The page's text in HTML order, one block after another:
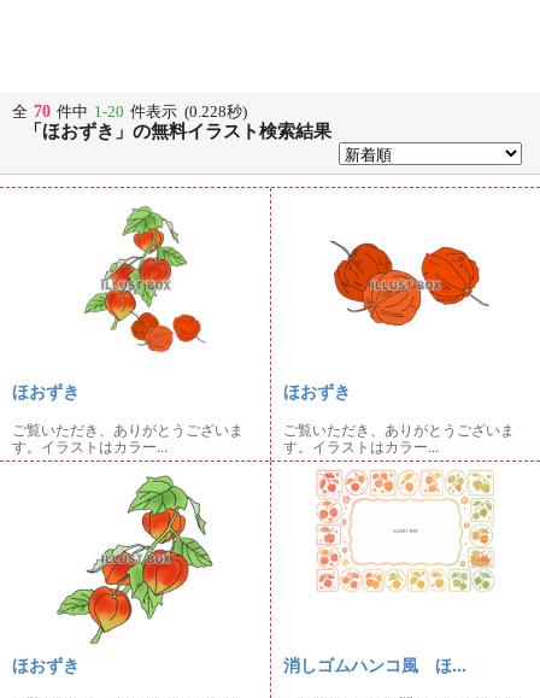
全 70 件中 1-20 件表示 (0.228秒)
「ほおずき」の無料イラスト検索結果
ほおずき
ご覧いただき、ありがとうございま
す。イラストはカラー...
ほおずき
ご覧いただき、ありがとうございま
す。イラストはカラー...
ほおずき 消しゴムハンコ風 ほ...